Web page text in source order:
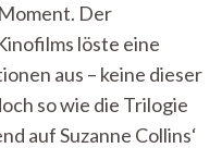
des
von
Der
löste eine
aus – keine dieser
so wie die Trilogie
auf Suzanne Collins‘